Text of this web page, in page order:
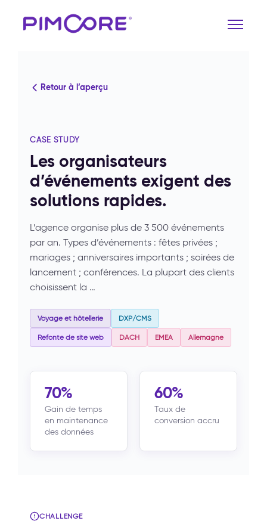
Retour à l’aperçu
CASE STUDY
Les organisateurs
d’événements exigent des
solutions rapides.
L’agence organise plus de 3 500 événements
par an. Types d’événements : fêtes privées ;
mariages ; anniversaires importants ; soirées de
lancement ; conférences. La plupart des clients
choisissent la …
Voyage et hôtellerie DXP/CMS
Refonte de site web DACH EMEA Allemagne
70%
Gain de temps
en maintenance
des données
60%
Taux de
conversion accru
CHALLENGE